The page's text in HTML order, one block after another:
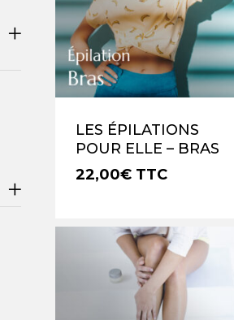
LES ÉPILATIONS
POUR ELLE – BRAS
22,00€ TTC